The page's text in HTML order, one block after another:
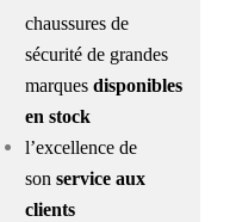
chaussures de
sécurité de grandes
marquesdisponibles
en stock
l’excellence de
sonservice aux
clients